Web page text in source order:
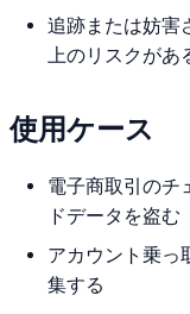
追跡または妨害
上のリスクがあ
使用ケース
電子商取引のチ
ドデータを盗む
アカウント乗っ
集する